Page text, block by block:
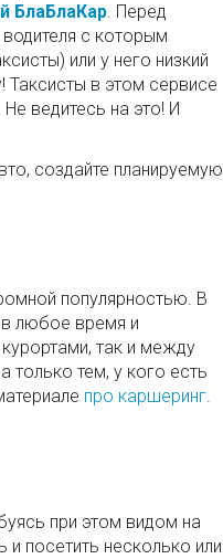
БлаБлаКар. Перед
с которым
или у него низкий
Таксисты в этом сервисе
ведитесь на это! И
создайте планируемую
популярностью. В
любое время и
так и между
только тем, у кого есть
про каршеринг.
при этом видом на
посетить несколько или